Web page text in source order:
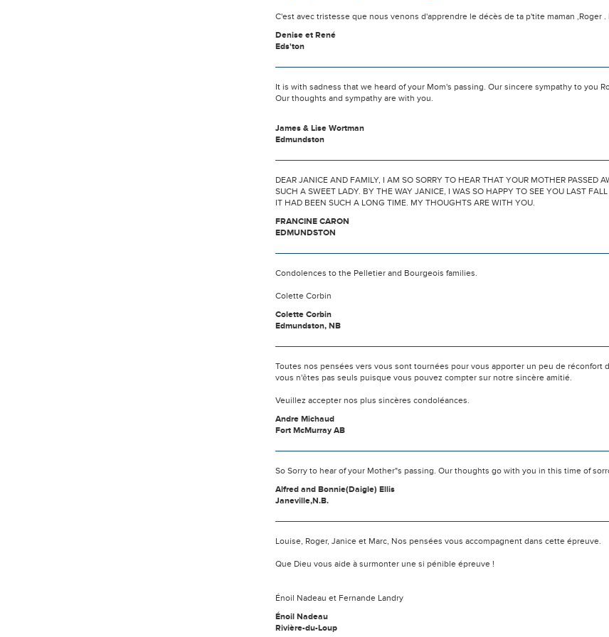
C'est avec tristesse que nous venons d'apprendre le décès de ta p'tite maman ,Roger
Denise et René
Eds'ton
It is with sadness that we heard of your Mom's passing. Our sincere sympathy to you
Our thoughts and sympathy are with you.
James & Lise Wortman
Edmundston
DEAR JANICE AND FAMILY, I AM SO SORRY TO HEAR THAT YOUR MOTHER PASSED
SUCH A SWEET LADY. BY THE WAY JANICE, I WAS SO HAPPY TO SEE YOU LAST
IT HAD BEEN SUCH A LONG TIME. MY THOUGHTS ARE WITH YOU.
FRANCINE CARON
EDMUNDSTON
Condolences to the Pelletier and Bourgeois families.
Colette Corbin
Colette Corbin
Edmundston, NB
Toutes nos pensées vers vous sont tournées pour vous apporter un peu de réconfort
vous n'êtes pas seuls puisque vous pouvez compter sur notre sincère amitié.
Veuillez accepter nos plus sincères condoléances.
Andre Michaud
Fort McMurray AB
So Sorry to hear of your Mother"s passing. Our thoughts go with you in this time of
Alfred and Bonnie(Daigle) Ellis
Janeville,N.B.
Louise, Roger, Janice et Marc, Nos pensées vous accompagnent dans cette épreuve.
Que Dieu vous aide à surmonter une si pénible épreuve !
Énoil Nadeau et Fernande Landry
Énoil Nadeau
Rivière-du-Loup